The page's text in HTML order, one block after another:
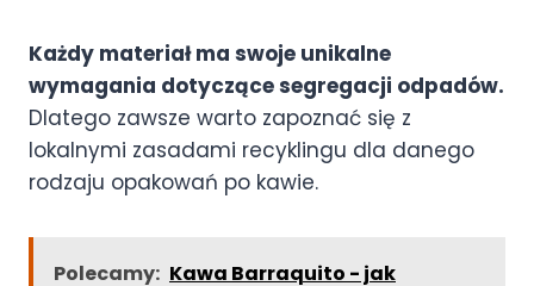
Każdy materiał ma swoje unikalne
wymagania dotyczące segregacji odpadów.
Dlatego zawsze warto zapoznać się z
lokalnymi zasadami recyklingu dla danego
rodzaju opakowań po kawie.
Polecamy: Kawa Barraquito - jak